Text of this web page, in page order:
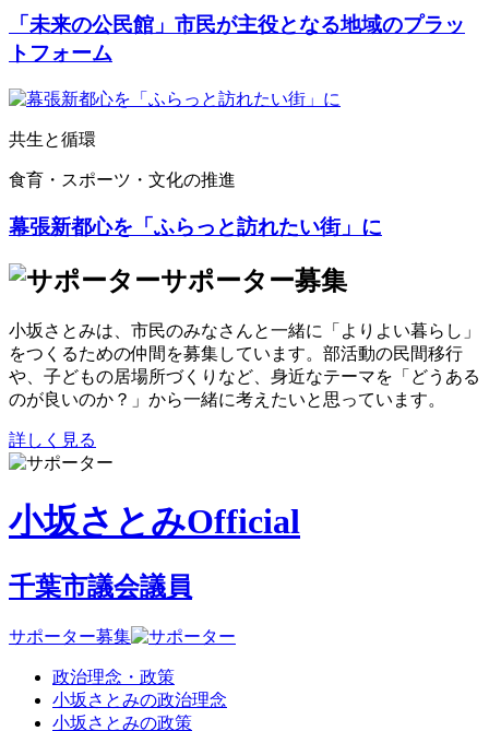
「未来の公民館」市民が主役となる地域のプラッ
トフォーム
共生と循環
食育・スポーツ・文化の推進
幕張新都心を「ふらっと訪れたい街」に
サポーター募集
小坂さとみは、市民のみなさんと一緒に「よりよい暮らし」
をつくるための仲間を募集しています。部活動の民間移行
や、子どもの居場所づくりなど、身近なテーマを「どうある
のが良いのか？」から一緒に考えたいと思っています。
詳しく見る
小坂さとみOfficial
千葉市議会議員
サポーター募集
政治理念・政策
小坂さとみの政治理念
小坂さとみの政策